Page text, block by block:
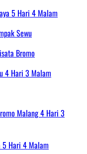
5 Hari 4 Malam
Bromo
4 Hari 3 Malam
Malang 4 Hari 3
5 Hari 4 Malam